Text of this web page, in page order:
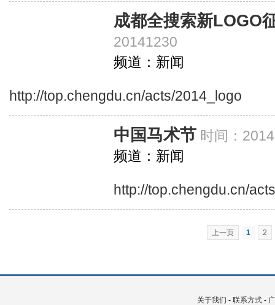
成都全搜索新LOGO
20141230
频道：新闻
http://top.chengdu.cn/acts/2014_logo
中国马术节 时间：
频道：新闻
http://top.chengdu.cn/
上一页 1 2
关于我们 - 联系方式 -